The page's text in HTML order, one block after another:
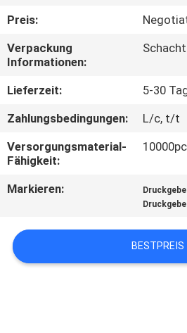
TRETEN
SIE
MIT
IN
VERBINDUNG
NACHRICHTEN
FORDERN
Preis:
Verpackung
Informationen:
Lieferzeit:
5-30
Zahlungsbedingungen:
L/c, t/t
Versorgungsmaterial-
Fähigkeit:
Markieren:
BESTPREIS